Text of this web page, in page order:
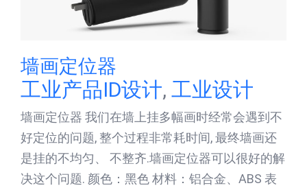
墙画定位器
工业产品ID设计, 工业设计
墙画定位器 我们在墙上挂多幅画时经常会遇到不
好定位的问题, 整个过程非常耗时间, 最终墙画还
是挂的不均匀、 不整齐.墙画定位器可以很好的解
决这个问题. 颜色：黑色 材料：铝合金、ABS 表